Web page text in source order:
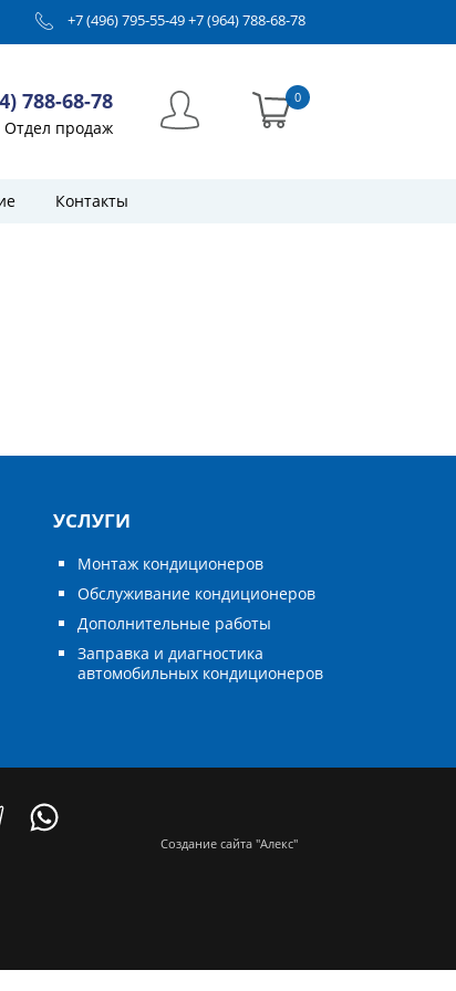
+7 (496) 795-55-49+7 (964) 788-68-78
788-68-78
Отдел продаж
0
Контакты
УСЛУГИ
Монтаж кондиционеров
Обслуживание кондиционеров
Дополнительные работы
Заправка и диагностика
автомобильных кондиционеров
Создание сайта "Алекс"